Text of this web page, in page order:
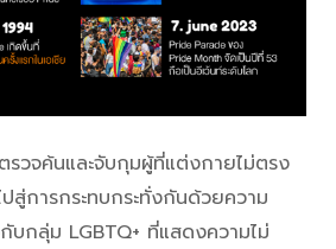
รวจค้นและจับกุมผู้ที่แต่งกายไม่ตรง
สู่การกระทบกระทั่งกันด้วยความ
บกลุ่ม LGBTQ+ ที่แสดงความไม่